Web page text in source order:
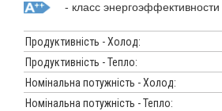
- класс энергоэффективности
Продуктивність - Холод:
Продуктивність - Тепло:
Номінальна потужність - Холод:
Номінальна потужність - Тепло: